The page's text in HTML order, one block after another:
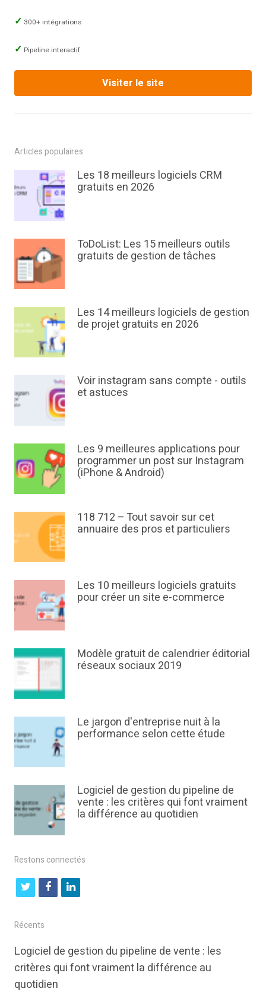
300+ intégrations
Pipeline interactif
Visiter le site
Articles populaires
Les 18 meilleurs logiciels CRM
gratuits en 2026
ToDoList: Les 15 meilleurs outils
gratuits de gestion de tâches
Les 14 meilleurs logiciels de gestion
de projet gratuits en 2026
Voir instagram sans compte - outils
et astuces
Les 9 meilleures applications pour
programmer un post sur Instagram
(iPhone & Android)
118 712 – Tout savoir sur cet
annuaire des pros et particuliers
Les 10 meilleurs logiciels gratuits
pour créer un site e-commerce
Modèle gratuit de calendrier éditorial
réseaux sociaux 2019
Le jargon d'entreprise nuit à la
performance selon cette étude
Logiciel de gestion du pipeline de
vente : les critères qui font vraiment
la différence au quotidien
Restons connectés
t
i
t
t
e
f
b
o
l
e
Récents
Logiciel de gestion du pipeline de vente : les
critères qui font vraiment la différence au
quotidien